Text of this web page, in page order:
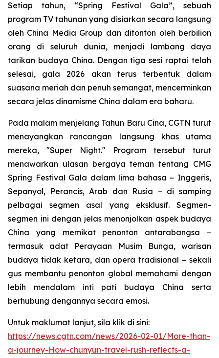
Setiap tahun, “Spring Festival Gala”, sebuah
program TV tahunan yang disiarkan secara langsung
oleh China Media Group dan ditonton oleh berbilion
orang di seluruh dunia, menjadi lambang daya
tarikan budaya China. Dengan tiga sesi raptai telah
selesai, gala 2026 akan terus terbentuk dalam
suasana meriah dan penuh semangat, mencerminkan
secara jelas dinamisme China dalam era baharu.
Pada malam menjelang Tahun Baru Cina, CGTN turut
menayangkan rancangan langsung khas utama
mereka, "Super Night." Program tersebut turut
menawarkan ulasan bergaya teman tentang CMG
Spring Festival Gala dalam lima bahasa – Inggeris,
Sepanyol, Perancis, Arab dan Rusia – di samping
pelbagai segmen asal yang eksklusif. Segmen-
segmen ini dengan jelas menonjolkan aspek budaya
China yang memikat penonton antarabangsa –
termasuk adat Perayaan Musim Bunga, warisan
budaya tidak ketara, dan opera tradisional – sekali
gus membantu penonton global memahami dengan
lebih mendalam inti pati budaya China serta
berhubung dengannya secara emosi.
Untuk maklumat lanjut, sila klik di sini:
https://news.cgtn.com/news/2026-02-01/More-than-
a-journey-How-chunyun-travel-rush-reflects-a-